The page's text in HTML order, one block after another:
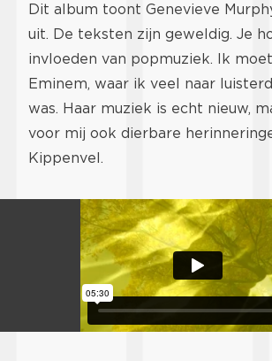
Dit album toont Genevieve
uit. De teksten zijn geweldig. Je
invloeden van popmuziek. Ik
Eminem, waar ik veel naar
was. Haar muziek is echt nieuw,
voor mij ook dierbare
Kippenvel.